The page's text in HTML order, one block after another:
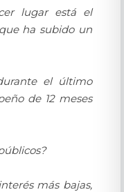
lugar está el
ha subido un
el último
de 12 meses
más bajas,